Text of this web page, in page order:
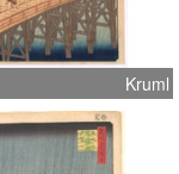
Kruml